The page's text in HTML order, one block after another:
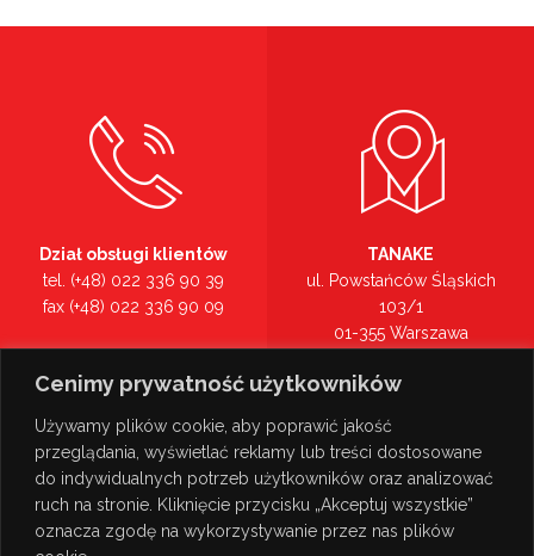
Cenimy prywatność użytkowników
Używamy plików cookie, aby poprawić jakość
przeglądania, wyświetlać reklamy lub treści dostosowane
do indywidualnych potrzeb użytkowników oraz analizować
ruch na stronie. Kliknięcie przycisku „Akceptuj wszystkie”
oznacza zgodę na wykorzystywanie przez nas plików
Dział obsługi klientów
tel. (+48) 022 336 90 39
fax (+48) 022 336 90 09
tel. (+48) 022 336 90 00
TANAKE
ul. Powstańców Śląskich
103/1
01-355 Warszawa
Zobacz na mapie >